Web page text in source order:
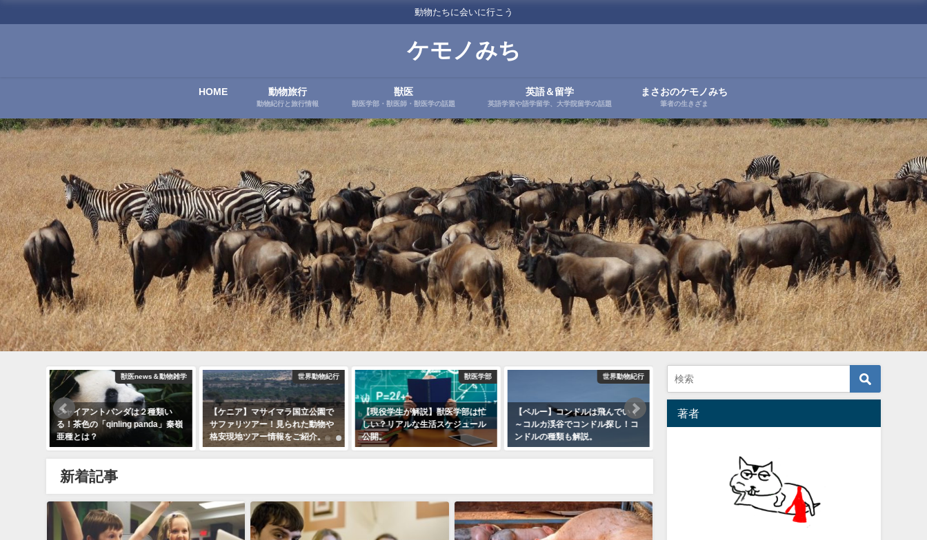
動物たちに会いに行こう
ケモノみち
HOME 動物旅行
動物紀行と旅行情報
獣医
獣医学部・獣医師・獣医学の話題
英語＆留学
英語学習や語学留学、大学院留学の話題
まさおのケモノみち
筆者の生きざま
獣医news＆動物雑学
ジャイアントパンダは２種類い
る！茶色の「qinling panda」秦嶺
亜種とは？
世界動物紀行
【ケニア】マサイマラ国立公園で
サファリツアー！見られた動物や
格安現地ツアー情報をご紹介。
獣医学部
【現役学生が解説】獣医学部は忙
しい？リアルな生活スケジュール
公開。
世界動物紀行
【ペルー】コンドルは飛んでいく
～コルカ渓谷でコンドル探し！コ
ンドルの種類も解説。
【ウズベキスタン旅行記】春分の
新着記事
著者